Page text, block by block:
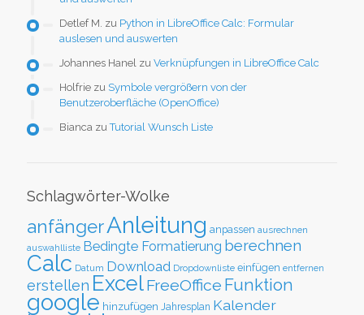
Detlef M. zu Python in LibreOffice Calc: Formular
auslesen und auswerten
Johannes Hanel zu Verknüpfungen in LibreOffice Calc
Holfrie zu Symbole vergrößern von der
Benutzeroberfläche (OpenOffice)
Bianca zuTutorial Wunsch Liste
Schlagwörter-Wolke
anfängerAnleitung anpassen ausrechnen
auswahlliste Bedingte Formatierung berechnen
Calc Datum Download Dropdownliste einfügen entfernen
erstellen ExcelFreeOffice Funktion
google hinzufügen Jahresplan Kalender